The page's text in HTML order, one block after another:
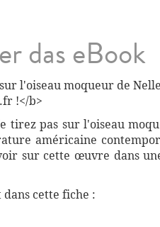
das eBook
l'oiseau moqueur de
!</b>
tirez pas sur l'oiseau
américaine
sur cette œuvre dans
cette fiche :